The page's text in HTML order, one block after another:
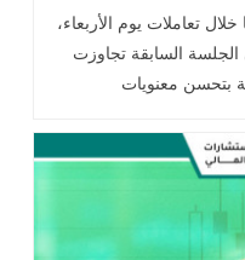
تعاملات يوم الأربعاء،
السابقة تجاوزت
مدعومة بتحسن معنويات